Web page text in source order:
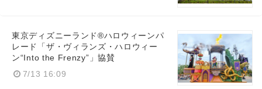
東京ディズニーランド®ハロウィーンパ
レード「ザ・ヴィランズ・ハロウィー
ン“Into the Frenzy”」協賛
7/13 16:09